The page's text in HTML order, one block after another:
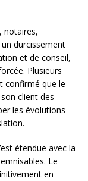
notaires,
durcissement
et de conseil,
Plusieurs
confirmé que le
client des
les évolutions
étendue avec la
Le
en